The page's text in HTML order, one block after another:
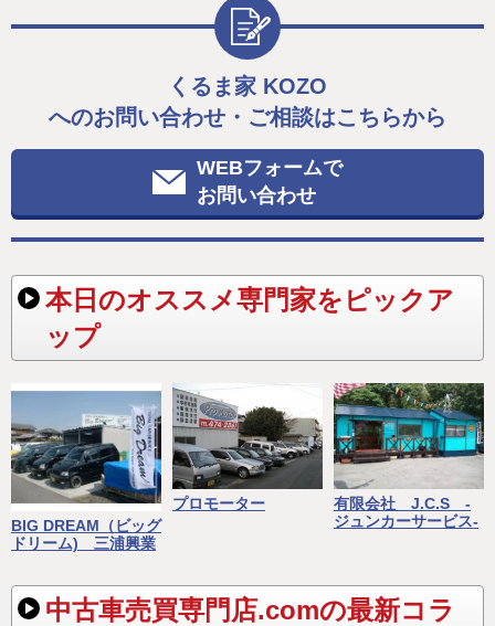
くるま家 KOZO
へのお問い合わせ・ご相談はこちらから
WEBフォームで
お問い合わせ
本日のオススメ専門家をピックア
ップ
BIG DREAM（ビッグ
ドリーム) 三浦興業
プロモーター
有限会社 J.C.S -
ジュンカーサービス-
中古車売買専門店.comの最新コラ